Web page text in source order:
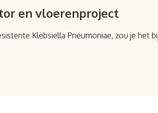
en vloerenproject
Klebsiella Pneumoniae, zou je het